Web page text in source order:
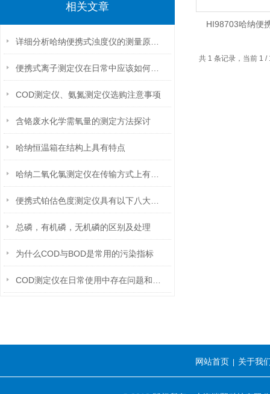
相关文章
COD测定仪、氨氮测定仪选购注意事项
含铬废水化学需氧量的测定方法探讨
哈纳恒温箱在结构上具有特点
总磷，有机磷，无机磷的区别及处理
为什么COD与BOD是常用的污染指标
HI98703哈纳便
共 1 条记录，当前 1
网站首页 关于我